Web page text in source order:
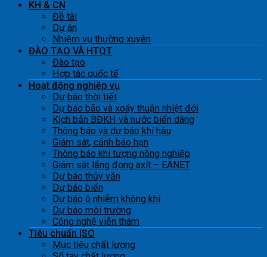
KH & CN
Đề tài
Dự án
Nhiệm vụ thường xuyên
ĐÀO TẠO VÀ HTQT
Đào tạo
Hợp tác quốc tế
Hoạt động nghiệp vụ
Dự báo thời tiết
Dự báo bão và xoáy thuận nhiệt đới
Kịch bản BĐKH và nước biển dâng
Thông báo và dự báo khí hậu
Giám sát, cảnh báo hạn
Thông báo khí tượng nông nghiệp
Giám sát lắng đọng axít – EANET
Dự báo thủy văn
Dự báo biển
Dự báo ô nhiễm không khí
Dự báo môi trường
Công nghệ viễn thám
Tiêu chuẩn ISO
Mục tiêu chất lượng